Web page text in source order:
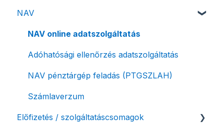
Felhasználó beállításai
Számlázási fiók kezdő beállításai, első lépések
NAV
NAV online adatszolgáltatás
Adóhatósági ellenőrzés adatszolgáltatás
NAV pénztárgép feladás (PTGSZLAH)
Számlaverzum
Előfizetés / szolgáltatáscsomagok